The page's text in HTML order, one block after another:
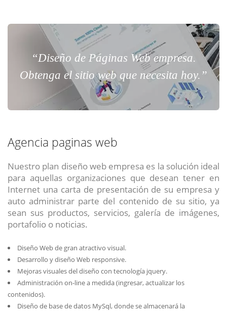
“Diseño de Páginas Web empresa.
Obtenga el sitio web que necesita hoy.”
Agencia paginas web
Nuestro plan diseño web empresa es la solución ideal
para aquellas organizaciones que desean tener en
Internet una carta de presentación de su empresa y
auto administrar parte del contenido de su sitio, ya
sean sus productos, servicios, galería de imágenes,
portafolio o noticias.
Diseño Web de gran atractivo visual.
Desarrollo y diseño Web responsive.
Mejoras visuales del diseño con tecnología jquery.
Administración on-line a medida (ingresar, actualizar los
contenidos).
Diseño de base de datos MySql, donde se almacenará la